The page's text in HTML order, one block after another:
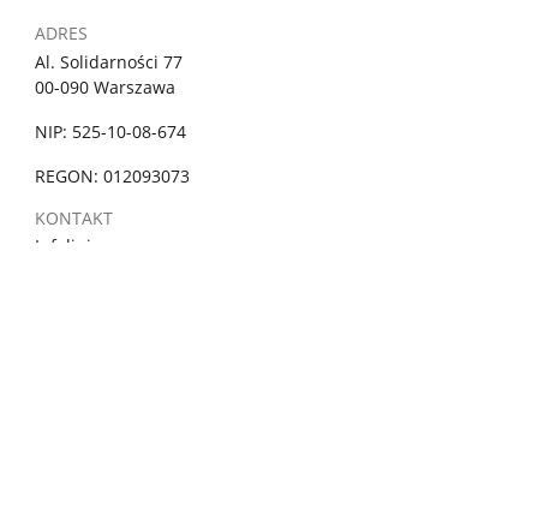
ADRES
Al. Solidarności 77
00-090 Warszawa
NIP: 525-10-08-674
REGON: 012093073
KONTAKT
Infolinia